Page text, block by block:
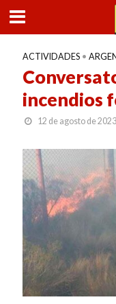
ACTIVIDADES •
incendios
12 de agosto de 2023